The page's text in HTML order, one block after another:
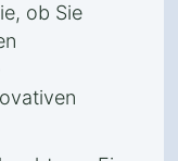
ob Sie